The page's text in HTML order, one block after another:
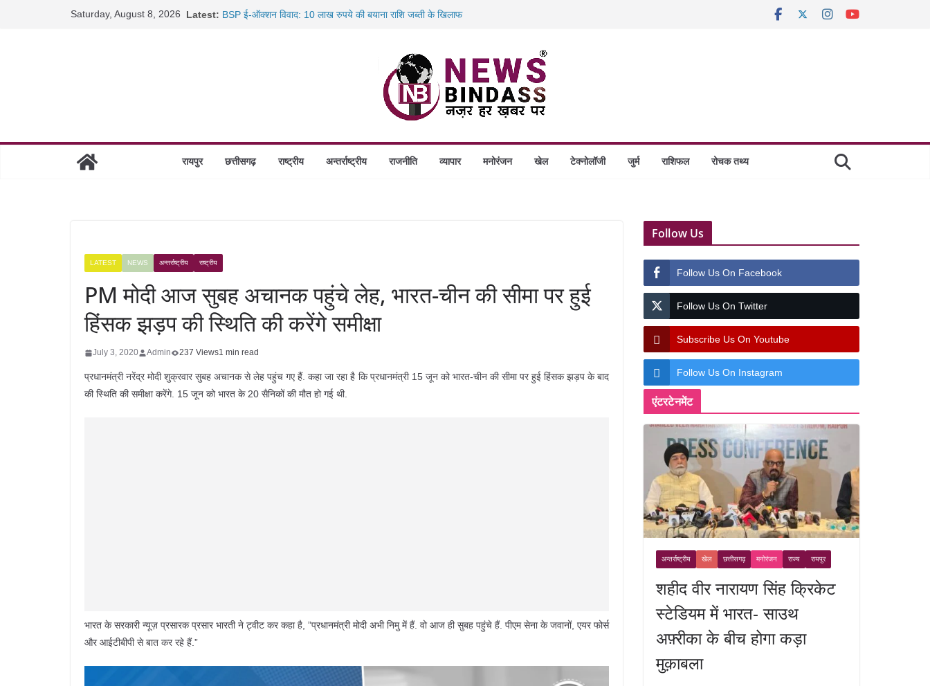
Saturday, August 8, 2026 Latest: साइबर ठगी पर दुर्ग पुलिस का बड़ा एक्शन: 13 म्यूल बैंक खाताधारक गिरफ्तार
रायपुर में कल्याण ज्वेलर्स में डकैती की साजिश नाकाम, दिल्ली-बिहार
छत्तीसगढ़ में 1460 गोधाम होंगे स्थापित, हर विकासखंड के 10 उत्कृष्ट गोठानों
रायपुर छत्तीसगढ़ राष्ट्रीय अन्तर्राष्ट्रीय राजनीति व्यापार मनोरंजन खेल टेक्नोलॉजी जुर्म राशिफल रोचक तथ्य
LATEST NEWS अन्तर्राष्ट्रीय राष्ट्रीय
PM मोदी आज सुबह अचानक पहुंचे लेह, भारत-चीन की सीमा पर हुई
हिंसक झड़प की स्थिति की करेंगे समीक्षा
July 3, 2020 Admin 237 Views1 min read
प्रधानमंत्री नरेंद्र मोदी शुक्रवार सुबह अचानक से लेह पहुंच गए हैं. कहा जा रहा है कि प्रधानमंत्री 15 जून को भारत-चीन की सीमा पर हुई हिंसक झड़प के बाद
की स्थिति की समीक्षा करेंगे. 15 जून को भारत के 20 सैनिकों की मौत हो गई थी.
भारत के सरकारी न्यूज़ प्रसारक प्रसार भारती ने ट्वीट कर कहा है, ”प्रधानमंत्री मोदी अभी निमु में हैं. वो आज ही सुबह पहुंचे हैं. पीएम सेना के जवानों, एयर फोर्स
और आईटीबीपी से बात कर रहे हैं.”
Follow Us
Follow Us On Facebook
Follow Us On Twitter
Subscribe Us On Youtube
Follow Us On Instagram
एंटरटेनमेंट
अन्तर्राष्ट्रीय खेल छत्तीसगढ़ मनोरंजन राज्य रायपुर
शहीद वीर नारायण सिंह क्रिकेट
स्टेडियम में भारत- साउथ
अफ़्रीका के बीच होगा कड़ा
मुक़ाबला